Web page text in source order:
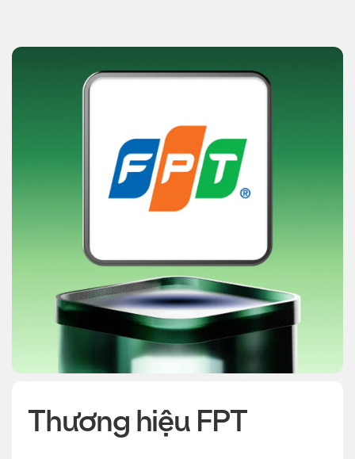
Thương hiệu FPT